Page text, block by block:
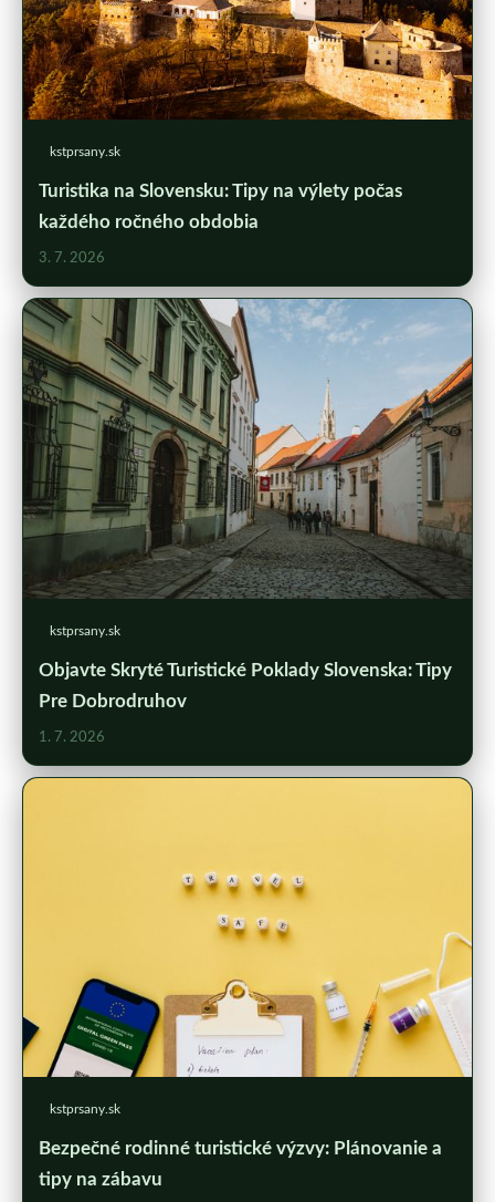
kstprsany.sk
Turistika na Slovensku: Tipy na výlety počas
každého ročného obdobia
3. 7. 2026
kstprsany.sk
Objavte Skryté Turistické Poklady Slovenska: Tipy
Pre Dobrodruhov
1. 7. 2026
kstprsany.sk
Bezpečné rodinné turistické výzvy: Plánovanie a
tipy na zábavu